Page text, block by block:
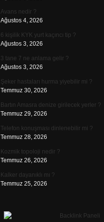
Avans nedir ?
Ağustos 4, 2026
6 kişilik KYK yurt kaçıncı tip ?
Ağustos 3, 2026
3 tane 7 ne anlama gelir ?
Ağustos 3, 2026
Şeker hastaları hurma yiyebilir mi ?
Temmuz 30, 2026
Bartın Amasra denize girilecek yerler ?
Temmuz 29, 2026
Telefon konuşması dinlenebilir mi ?
Temmuz 28, 2026
Kozmik topoloji nedir ?
Temmuz 26, 2026
Kalker dayanıklı mı ?
Temmuz 25, 2026